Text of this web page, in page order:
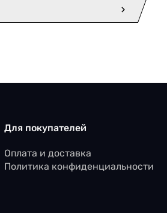
Для покупателей
Оплата и доставка
Политика конфиденциальности